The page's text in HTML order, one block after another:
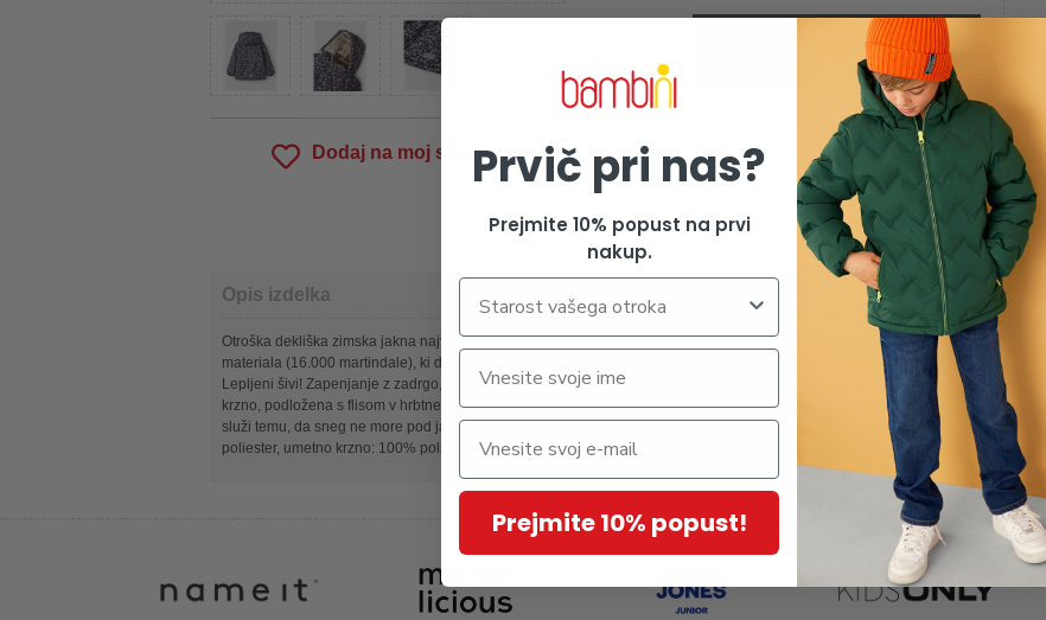
Dodaj na moj seznam
Izdelek je žal razprodan
Opis izdelka
Otroška dekliška zimska jakna najvišje kakovosti, primerna tudi za smučanje, narejena iz odličnega vzdržljivega
materiala (16.000 martindale), ki diha (3.000 g/m2/24h), ne prepušča vode (5.000 mm vodnega stolpca) in vetra.
Lepljeni šivi! Zapenjanje z zadrgo, odsevni elementi na rokavih, žepih ter kapuci. Odstranljiva kapuca ter umetno
krzno, podložena s flisom v hrbtnem delu ter pri ovratniku, elastika v zapestjih, v notranjosti v višini pasu elastika, ki
služi temu, da sneg ne more pod jakno, dva žepa. Material: 100% poliester, polnilo: 100% poliester, podloga: 100%
poliester, umetno krzno: 100% poliester
Prvič pri nas?
Prejmite 10% popust na prvi
nakup.
Prejmite 10% popust!